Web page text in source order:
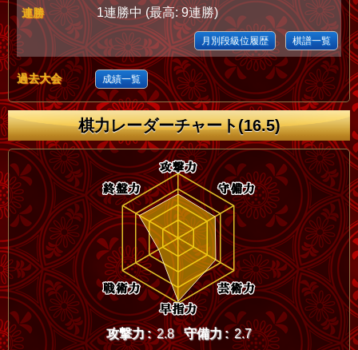
連勝 1連勝中 (最高: 9連勝)
月別段級位履歴 棋譜一覧
過去大会 成績一覧
棋力レーダーチャート(16.5)
攻撃力 : 2.8 守備力 : 2.7